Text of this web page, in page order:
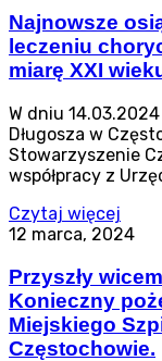
Najnowsze
leczeniu
miarę XXI
W dniu
Długosza w
Stowarzyszenie
współpracy z
Czytaj więcej
12 marca, 2024
Przyszły
Konieczny
Miejskiego
Częstochowie.